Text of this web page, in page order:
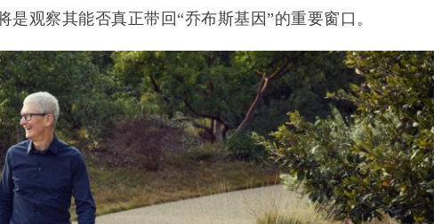
观察其能否真正带回“乔布斯基因”的重要窗口。